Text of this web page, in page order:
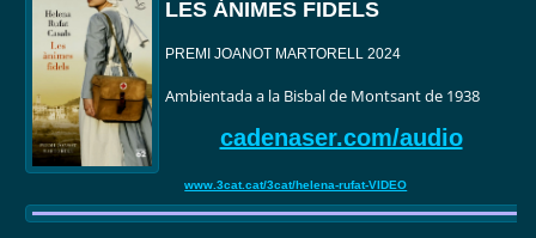
LES ÀNIMES FIDELS
PREMI JOANOT MARTORELL 2024
Ambientada a la Bisbal de Montsant de 1938
cadenaser.com/audio
www.3cat.cat/3cat/helena-rufat-VIDEO